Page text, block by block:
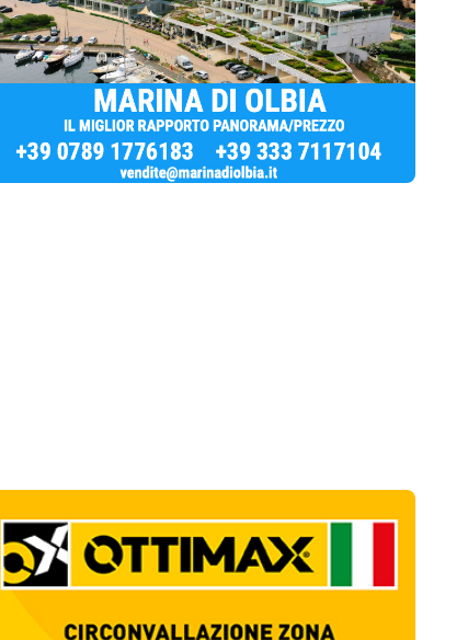
Notizie di Oggi
1
Giovanni Paolo II e Mater Olbia Hospital
insieme per i traumi ortopedici
Salute
Olbia, un altro cantiere dimenticato: buca